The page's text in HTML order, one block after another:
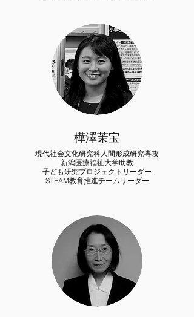
樺澤茉宝
現代社会文化研究科人間形成研究専攻
新潟医療福祉大学助教
子ども研究プロジェクトリーダー
STEAM教育推進チームリーダー